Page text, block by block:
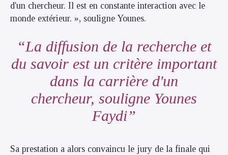
d'un chercheur. Il est en constante interaction avec le
monde extérieur. », souligne Younes.
La diffusion de la recherche et
du savoir est un critère important
dans la carrière d'un
chercheur, souligne Younes
Faydi
Sa prestation a alors convaincu le jury de la finale qui